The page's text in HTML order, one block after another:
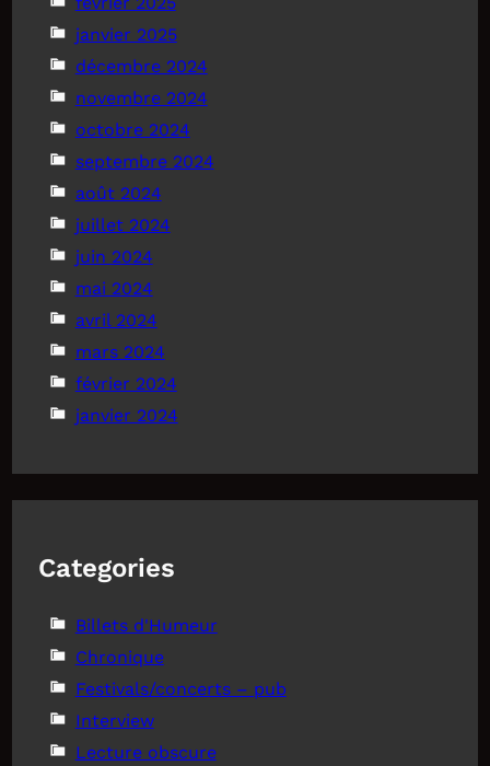
janvier 2025
décembre 2024
novembre 2024
octobre 2024
septembre 2024
août 2024
juillet 2024
juin 2024
mai 2024
avril 2024
mars 2024
février 2024
janvier 2024
Categories
Billets d'Humeur
Chronique
Festivals/concerts – pub
Interview
Lecture obscure